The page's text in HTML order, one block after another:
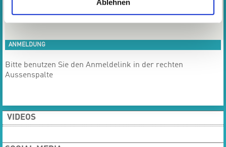
Ablehnen
Gruppe 2-4
Gruppe ab 5
60
ANMELDUNG
​​​​​​​Bitte benutzen Sie den Anmeldelink in der rechten
Aussenspalte
VIDEOS